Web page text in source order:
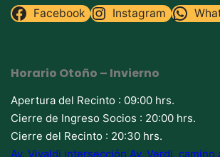
Facebook Instagram
Horario Otoño – Invierno
Apertura del Recinto : 09:00 hrs.
Cierre de Ingreso Socios : 20:00 hrs.
Cierre del Recinto : 20:30 hrs.
Av. Vivaldi intersección Av. Verdi, camino